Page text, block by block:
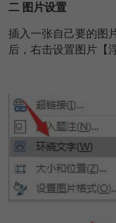
二 图片设置
插入一张自己要的图
后，右击设置图片【